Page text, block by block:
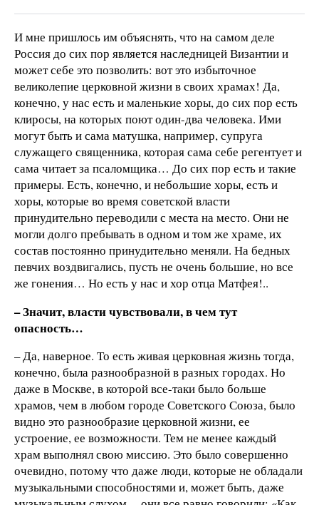
И мне пришлось им объяснять, что на самом деле
Россия до сих пор является наследницей Византии и
может себе это позволить: вот это избыточное
великолепие церковной жизни в своих храмах! Да,
конечно, у нас есть и маленькие хоры, до сих пор есть
клиросы, на которых поют один-два человека. Ими
могут быть и сама матушка, например, супруга
служащего священника, которая сама себе регентует и
сама читает за псаломщика… До сих пор есть и такие
примеры. Есть, конечно, и небольшие хоры, есть и
хоры, которые во время советской власти
принудительно переводили с места на место. Они не
могли долго пребывать в одном и том же храме, их
состав постоянно принудительно меняли. На бедных
певчих воздвигались, пусть не очень большие, но все
же гонения… Но есть у нас и хор отца Матфея!..
– Значит, власти чувствовали, в чем тут
опасность…
– Да, наверное. То есть живая церковная жизнь тогда,
конечно, была разнообразной в разных городах. Но
даже в Москве, в которой все-таки было больше
храмов, чем в любом городе Советского Союза, было
видно это разнообразие церковной жизни, ее
устроение, ее возможности. Тем не менее каждый
храм выполнял свою миссию. Это было совершенно
очевидно, потому что даже люди, которые не обладали
музыкальными способностями и, может быть, даже